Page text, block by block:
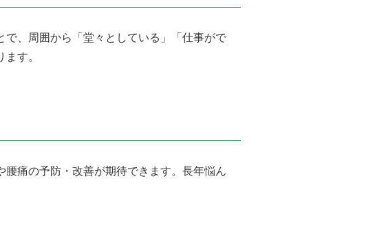
、周囲から「堂々としている」「仕事がで
す。
痛の予防・改善が期待できます。長年悩ん